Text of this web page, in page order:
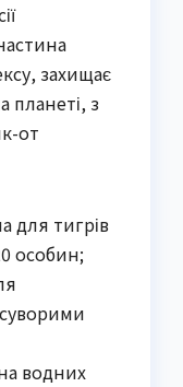
захищає
планеті, з
от
для тигрів
особин;
водних